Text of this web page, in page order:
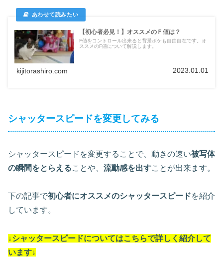
【初心者必見！】オススメのＦ値は？
F値をコントロール出来ると背景ボケも自由自在です。オ
ススメのF値について解説します。
kijitorashiro.com 2023.01.01
シャッタースピードを変更してみる
シャッタースピードを変更することで、動きの速い被写体
の瞬間をとらえることや、 流動感を出すことが出来ます。
下の記事で初心者にオススメのシャッタースピードを紹介
しています。
↓シャッタースピードについてはこちらで詳しく紹介して
います↓